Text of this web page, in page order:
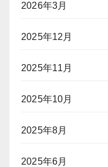
2026年3月
2025年12月
2025年11月
2025年10月
2025年8月
2025年6月